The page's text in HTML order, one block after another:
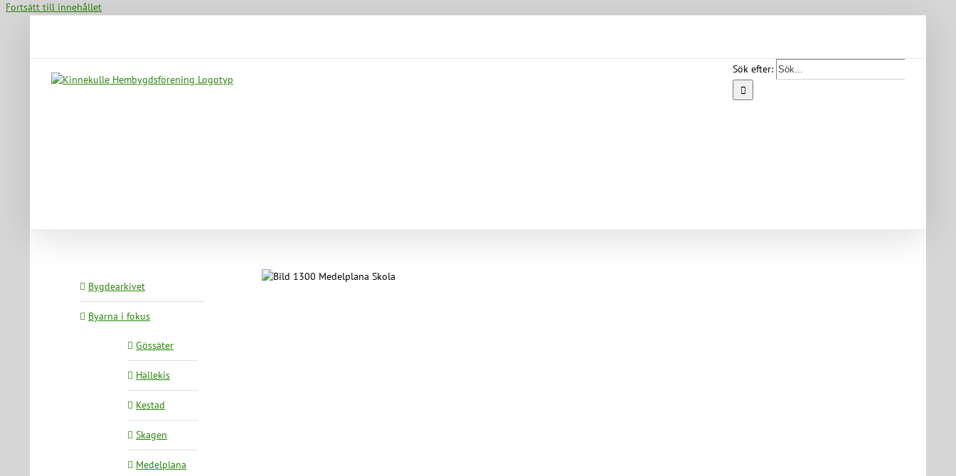
Fortsätt till innehållet
Sök efter:
Bygdearkivet
Byarna i fokus
Gössäter
Hällekis
Kestad
Skagen
Medelplana